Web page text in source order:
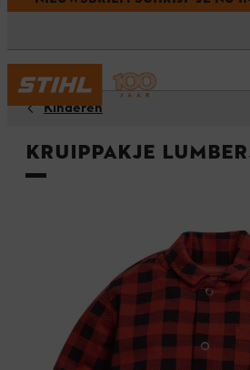
Kinderen
Kruippakje